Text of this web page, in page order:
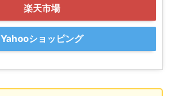
楽天市場
Yahooショッピング